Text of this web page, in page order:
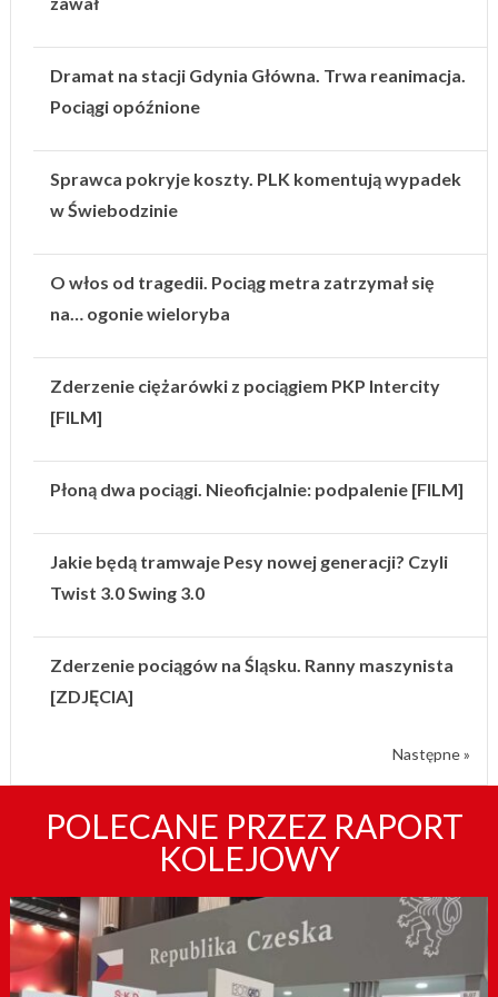
Dramat na stacji Gdynia Główna. Trwa reanimacja.
Pociągi opóźnione
Sprawca pokryje koszty. PLK komentują wypadek
w Świebodzinie
O włos od tragedii. Pociąg metra zatrzymał się
na… ogonie wieloryba
Zderzenie ciężarówki z pociągiem PKP Intercity
[FILM]
Płoną dwa pociągi. Nieoficjalnie: podpalenie [FILM]
Jakie będą tramwaje Pesy nowej generacji? Czyli
Twist 3.0 Swing 3.0
Zderzenie pociągów na Śląsku. Ranny maszynista
[ZDJĘCIA]
Następne »
POLECANE PRZEZ RAPORT
KOLEJOWY